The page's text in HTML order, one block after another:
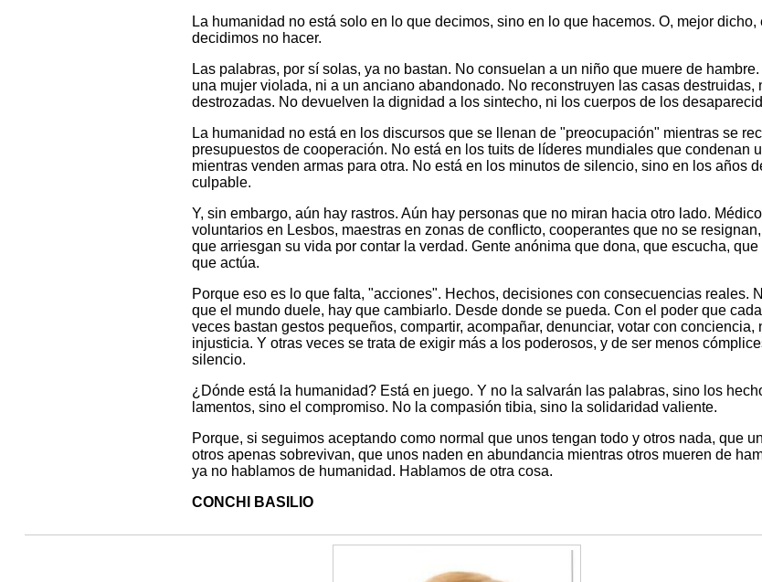
La humanidad no está solo en lo que decimos, sino en lo que hacemos. O, mejor dicho,
decidimos no hacer.
Las palabras, por sí solas, ya no bastan. No consuelan a un niño que muere de
una mujer violada, ni a un anciano abandonado. No reconstruyen las casas destruidas,
destrozadas. No devuelven la dignidad a los sintecho, ni los cuerpos de los
La humanidad no está en los discursos que se llenan de "preocupación" mientras se
presupuestos de cooperación. No está en los tuits de líderes mundiales que condenan
mientras venden armas para otra. No está en los minutos de silencio, sino en los años
culpable.
Y, sin embargo, aún hay rastros. Aún hay personas que no miran hacia otro lado.
voluntarios en Lesbos, maestras en zonas de conflicto, cooperantes que no se
que arriesgan su vida por contar la verdad. Gente anónima que dona, que escucha,
que actúa.
Porque eso es lo que falta, "acciones". Hechos, decisiones con consecuencias reales.
que el mundo duele, hay que cambiarlo. Desde donde se pueda. Con el poder que
veces bastan gestos pequeños, compartir, acompañar, denunciar, votar con conciencia,
injusticia. Y otras veces se trata de exigir más a los poderosos, y de ser menos
silencio.
¿Dónde está la humanidad? Está en juego. Y no la salvarán las palabras, sino los
lamentos, sino el compromiso. No la compasión tibia, sino la solidaridad valiente.
Porque, si seguimos aceptando como normal que unos tengan todo y otros nada, que
otros apenas sobrevivan, que unos naden en abundancia mientras otros mueren de
ya no hablamos de humanidad. Hablamos de otra cosa.
CONCHI BASILIO